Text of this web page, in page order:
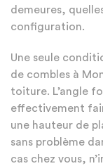
demeures,
configuration.
Une seule
de combles à
toiture. L’angle
effectivement
une hauteur de
sans problème
cas chez vous,